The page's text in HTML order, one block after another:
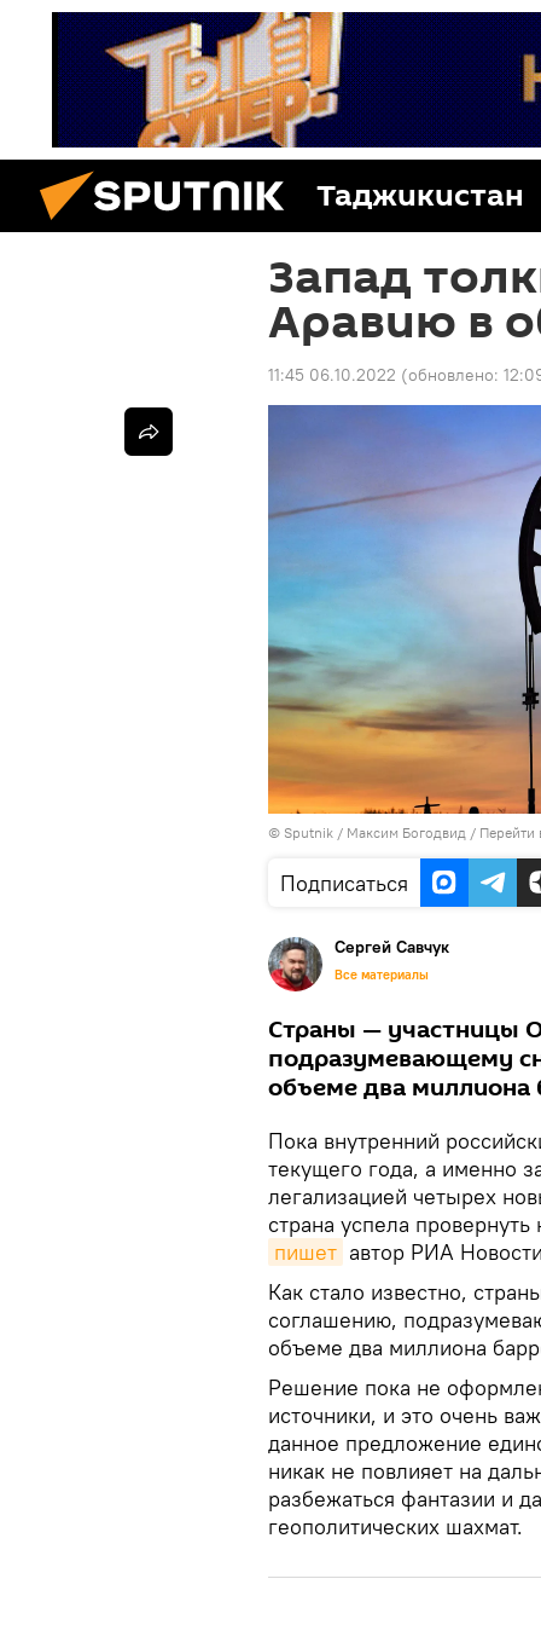
Таджикистан
Запад
Аравию в
11:45 06.10.2022 (обновлено:
© Sputnik / Максим Богодвид / Перейти
Подписаться
Сергей Савчук
Все материалы
Страны — участницы
подразумевающему
объеме два миллиона
Пока внутренний
текущего года, а именно
легализацией четырех
страна успела
пишет автор РИА
Как стало известно,
соглашению,
объеме два миллиона
Решение пока не
источники, и это очень
данное предложение
никак не повлияет на
разбежаться фантазии и
геополитических шахмат.